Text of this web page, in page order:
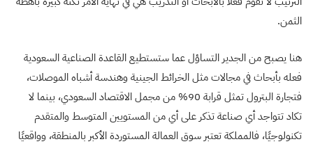
الثمن.
هنا يصبح من الجدير التساؤل عما ستستطيع القاعدة الصناعية السعودية
فعله بأبحاث في مجالات مثل الخرائط الجينية وهندسة أشباه الموصلات،
فتجارة البترول تمثل قرابة 90% من مجمل الاقتصاد السعودي، بينما لا
تكاد تتواجد أي صناعة تذكر على أي من المستويين المتوسط والمتقدم
تكنولوجيًا، فالمملكة تعتبر سوق العمالة المستوردة الأكبر بالمنطقة، وواقعيًا